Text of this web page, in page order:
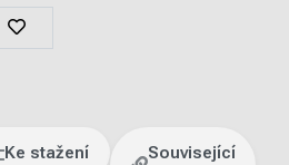
Ke stažení
Související